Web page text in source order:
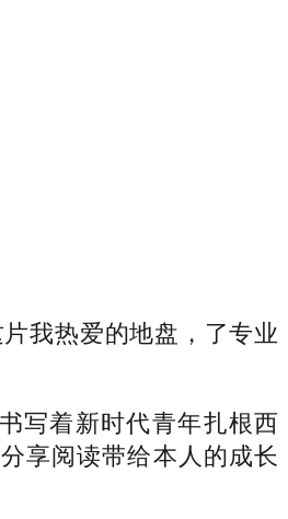
我热爱的地盘，了专业
写着新时代青年扎根西
享阅读带给本人的成长